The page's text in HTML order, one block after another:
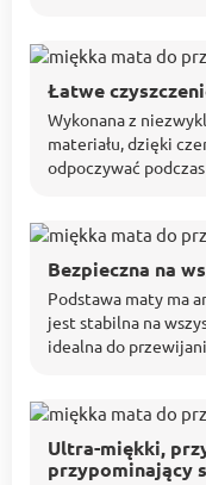
Łatwe
Wykonana z
materiału, dzięki
odpoczywać
Bezpieczna na
Podstawa maty ma
jest stabilna na
idealna do
Ultra-miękki,
przypominający